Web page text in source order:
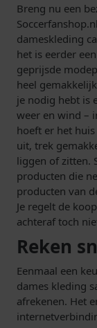
Breng nu een
dameskleding
het is eerder
geprijsde
heel
je nodig hebt is
weer en wind –
hoeft er het
uit, trek
liggen of zitten.
producten die
producten van
Je regelt de
achteraf toch
Reken
Eenmaal een
dames kleding
afrekenen. Het